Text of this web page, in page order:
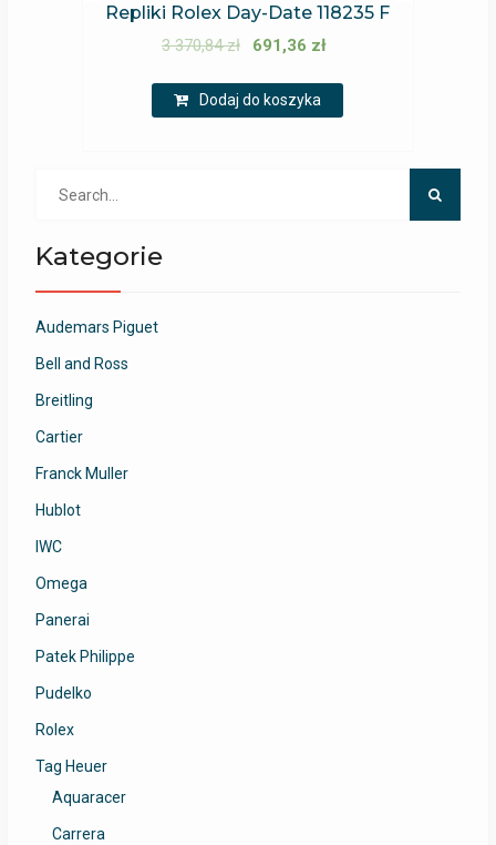
Repliki Rolex Day-Date 118235 F
3 370,84zł 691,36 zł
Dodaj do koszyka
Kategorie
Audemars Piguet
Bell and Ross
Breitling
Cartier
Franck Muller
Hublot
IWC
Omega
Panerai
Patek Philippe
Pudelko
Rolex
Tag Heuer
Aquaracer
Carrera